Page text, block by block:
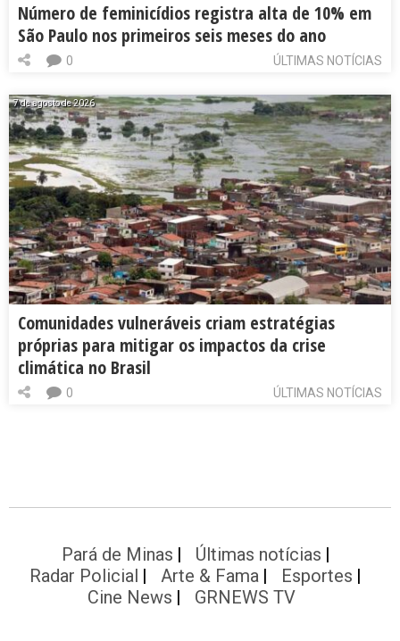
Número de feminicídios registra alta de 10% em
São Paulo nos primeiros seis meses do ano
ÚLTIMAS NOTÍCIAS
0
7 de agosto de 2026
Comunidades vulneráveis criam estratégias
próprias para mitigar os impactos da crise
climática no Brasil
ÚLTIMAS NOTÍCIAS
0
Pará de Minas
Últimas notícias
Radar Policial
Arte & Fama
Esportes
Cine News
GRNEWS TV